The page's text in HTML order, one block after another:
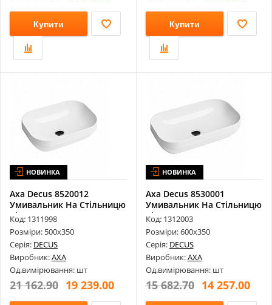
Купити Купити
НОВИНКА
Axa Decus 8520012
Умивальник На Стільницю
Bianco Mat...
Код: 1311998
Розміри: 500х350
Серія: DECUS
Виробник:AXA
Од.вимірювання: шт
21 162.90 19 239.00
НОВИНКА
Axa Decus 8530001
Умивальник На Стільницю
Bianco Luc...
Код: 1312003
Розміри: 600х350
Серія: DECUS
Виробник:AXA
Од.вимірювання: шт
15 682.70 14 257.00